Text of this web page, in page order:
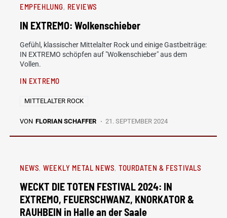
EMPFEHLUNG REVIEWS
IN EXTREMO: Wolkenschieber
Gefühl, klassischer Mittelalter Rock und einige Gastbeiträge:
IN EXTREMO schöpfen auf "Wolkenschieber" aus dem
Vollen.
IN EXTREMO
MITTELALTER ROCK
VON FLORIAN SCHAFFER 21. SEPTEMBER 2024
NEWS WEEKLY METAL NEWS TOURDATEN & FESTIVALS
WECKT DIE TOTEN FESTIVAL 2024: IN
EXTREMO, FEUERSCHWANZ, KNORKATOR &
RAUHBEIN in Halle an der Saale